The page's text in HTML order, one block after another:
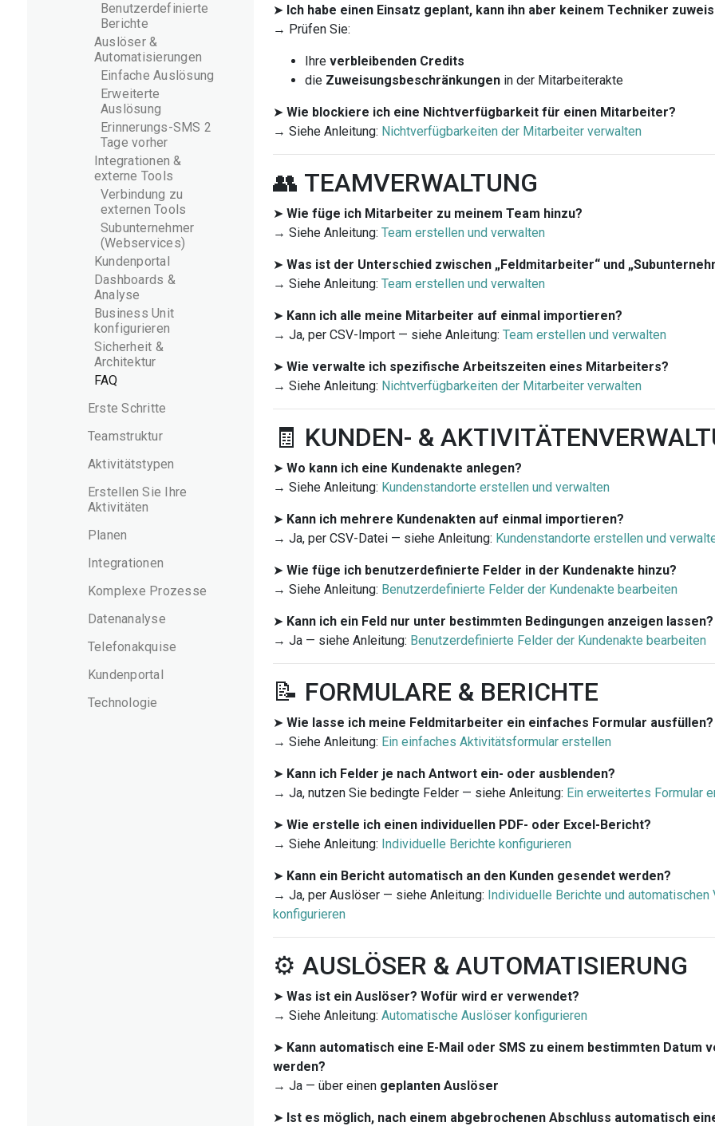
Benutzerdefinierte
Berichte
Auslöser &
Automatisierungen
Einfache Auslösung
Erweiterte
Auslösung
Erinnerungs-SMS 2
Tage vorher
Integrationen &
externe Tools
Verbindung zu
externen Tools
Subunternehmer
(Webservices)
Kundenportal
Dashboards &
Analyse
Business Unit
konfigurieren
Sicherheit &
Architektur
FAQ
Erste Schritte
Teamstruktur
Aktivitätstypen
Erstellen Sie Ihre
Aktivitäten
Planen
Integrationen
Komplexe Prozesse
Datenanalyse
Telefonakquise
Kundenportal
Technologie
➤ Ich habe einen Einsatz geplant, kann ihn aber keinem Techniker
→ Prüfen Sie:
Ihre verbleibenden Credits
die Zuweisungsbeschränkungenin der Mitarbeiterakte
➤ Wie blockiere ich eine Nichtverfügbarkeit für einen Mitarbeiter?
→ Siehe Anleitung: Nichtverfügbarkeiten der Mitarbeiter verwalten
👥 TEAMVERWALTUNG
➤ Wie füge ich Mitarbeiter zu meinem Team hinzu?
→ Siehe Anleitung: Team erstellen und verwalten
➤ Was ist der Unterschied zwischen „Feldmitarbeiter“ und
→ Siehe Anleitung: Team erstellen und verwalten
➤ Kann ich alle meine Mitarbeiter auf einmal importieren?
→ Ja, per CSV-Import — siehe Anleitung: Team erstellen und verwalten
➤ Wie verwalte ich spezifische Arbeitszeiten eines Mitarbeiters?
→ Siehe Anleitung: Nichtverfügbarkeiten der Mitarbeiter verwalten
🧾 KUNDEN- &
➤ Wo kann ich eine Kundenakte anlegen?
→ Siehe Anleitung: Kundenstandorte erstellen und verwalten
➤ Kann ich mehrere Kundenakten auf einmal importieren?
→ Ja, per CSV-Datei — siehe Anleitung: Kundenstandorte erstellen und
➤ Wie füge ich benutzerdefinierte Felder in der Kundenakte hinzu?
→ Siehe Anleitung: Benutzerdefinierte Felder der Kundenakte bearbeiten
➤ Kann ich ein Feld nur unter bestimmten Bedingungen anzeigen lassen?
→ Ja — siehe Anleitung: Benutzerdefinierte Felder der Kundenakte bearbeiten
📝 FORMULARE & BERICHTE
➤ Wie lasse ich meine Feldmitarbeiter ein einfaches Formular ausfüllen?
→ Siehe Anleitung: Ein einfaches Aktivitätsformular erstellen
➤ Kann ich Felder je nach Antwort ein- oder ausblenden?
→ Ja, nutzen Sie bedingte Felder — siehe Anleitung: Ein erweitertes Formular
➤ Wie erstelle ich einen individuellen PDF- oder Excel-Bericht?
→ Siehe Anleitung: Individuelle Berichte konfigurieren
➤ Kann ein Bericht automatisch an den Kunden gesendet werden?
→ Ja, per Auslöser — siehe Anleitung: Individuelle Berichte und automatischen
konfigurieren
⚙️ AUSLÖSER & AUTOMATISIERUNG
➤ Was ist ein Auslöser? Wofür wird er verwendet?
→ Siehe Anleitung: Automatische Auslöser konfigurieren
➤ Kann automatisch eine E-Mail oder SMS zu einem bestimmten Datum
werden?
→ Ja — über einen geplanten Auslöser
➤ Ist es möglich, nach einem abgebrochenen Abschluss automatisch